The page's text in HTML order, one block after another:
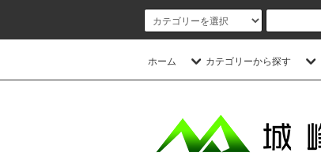
ホーム カテゴリーから探す